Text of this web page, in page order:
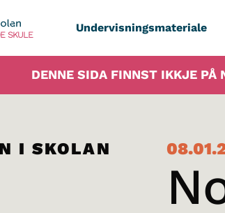
SKULE
Undervisningsmateriale
DENNE SIDA FINNST IKKJE PÅ
I SKOLAN